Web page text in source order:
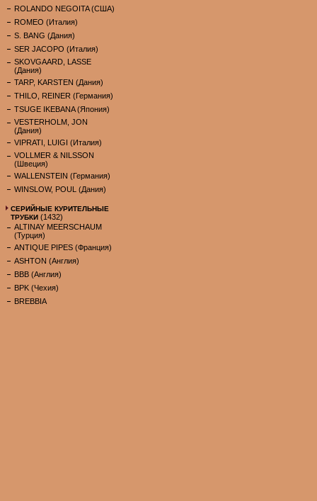
ROLANDO NEGOITA (США)
ROMEO (Италия)
S. BANG (Дания)
SER JACOPO (Италия)
SKOVGAARD, LASSE
(Дания)
TARP, KARSTEN (Дания)
THILO, REINER (Германия)
TSUGE IKEBANA (Япония)
VESTERHOLM, JON
(Дания)
VIPRATI, LUIGI (Италия)
VOLLMER & NILSSON
(Швеция)
WALLENSTEIN (Германия)
WINSLOW, POUL (Дания)
СЕРИЙНЫЕ КУРИТЕЛЬНЫЕ
ТРУБКИ (1432)
ALTINAY MEERSCHAUM
(Турция)
ANTIQUE PIPES (Франция)
ASHTON (Англия)
BBB (Англия)
BPK (Чехия)
BREBBIA